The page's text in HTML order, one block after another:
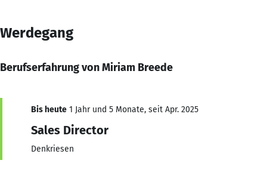
Werdegang
Berufserfahrung von Miriam Breede
Bis heute 1 Jahr und 5 Monate, seit Apr. 2025
Sales Director
Denkriesen